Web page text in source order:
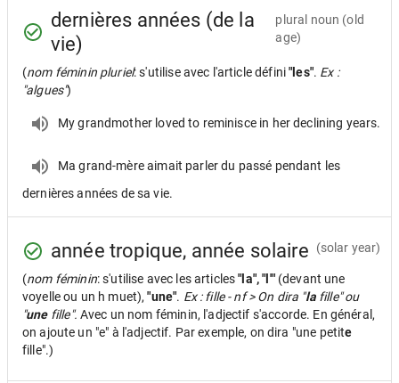
dernières années (de la
vie)
plural noun (old
age)
(nom féminin pluriel: s'utilise avec l'article défini"les". Ex :
"algues")
My grandmother loved to reminisce in her declining years.
Ma grand-mère aimait parler du passé pendant les
dernières années de sa vie.
année tropique, année solaire (solar year)
(nom féminin: s'utilise avec les articles"la", "l'" (devant une
voyelle ou un h muet),"une". Ex : fille - nf > On dira "lafille" ou
"unefille". Avec un nom féminin, l'adjectif s'accorde. En général,
on ajoute un "e" à l'adjectif. Par exemple, on dira "une petite
fille".)